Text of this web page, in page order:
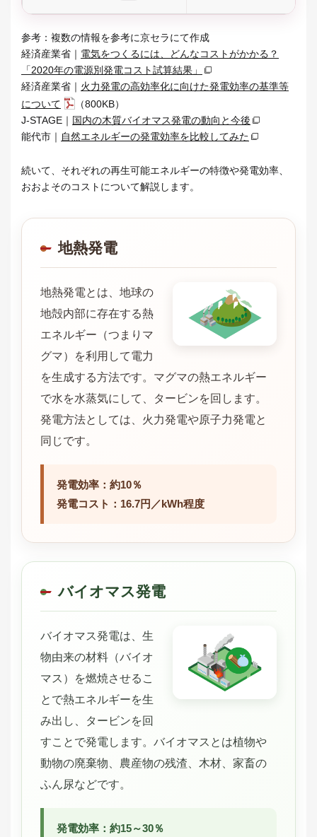
参考：複数の情報を参考に京セラにて作成
経済産業省｜ 電気をつくるには、どんなコストがかかる？
「2020年の電源別発電コスト試算結果」
経済産業省｜ ⽕⼒発電の⾼効率化に向けた発電効率の基準等
について
（800KB）
J-STAGE｜ 国内の木質バイオマス発電の動向と今後
能代市｜ 自然エネルギーの発電効率を比較してみた
続いて、それぞれの再生可能エネルギーの特徴や発電効率、
おおよそのコストについて解説します。
地熱発電
地熱発電とは、地球の
地殻内部に存在する熱
エネルギー（つまりマ
グマ）を利用して電力
を生成する方法です。マグマの熱エネルギー
で水を水蒸気にして、タービンを回します。
発電方法としては、火力発電や原子力発電と
同じです。
発電効率：約10％
発電コスト：16.7円／kWh程度
バイオマス発電
バイオマス発電は、生
物由来の材料（バイオ
マス）を燃焼させるこ
とで熱エネルギーを生
み出し、タービンを回
すことで発電します。バイオマスとは植物や
動物の廃棄物、農産物の残渣、木材、家畜の
ふん尿などです。
発電効率：約15～30％